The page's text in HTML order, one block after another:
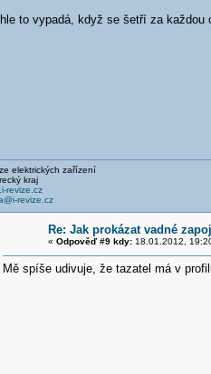
to vypadá, když se šetří za
elektrických zařízení
kraj
revize.cz
revize.cz
Re: Jak prokázat vadné
« Odpověď #9 kdy:18.01.2012,
Mě spíše udivuje, že tazatel má v